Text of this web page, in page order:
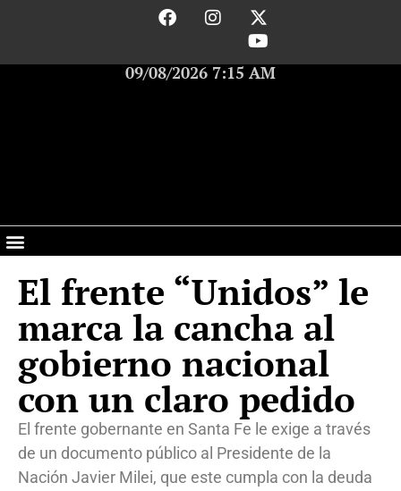
09/08/2026 7:15 AM
El frente “Unidos” le
marca la cancha al
gobierno nacional
con un claro pedido
El frente gobernante en Santa Fe le exige a través
de un documento público al Presidente de la
Nación Javier Milei, que este cumpla con la deuda